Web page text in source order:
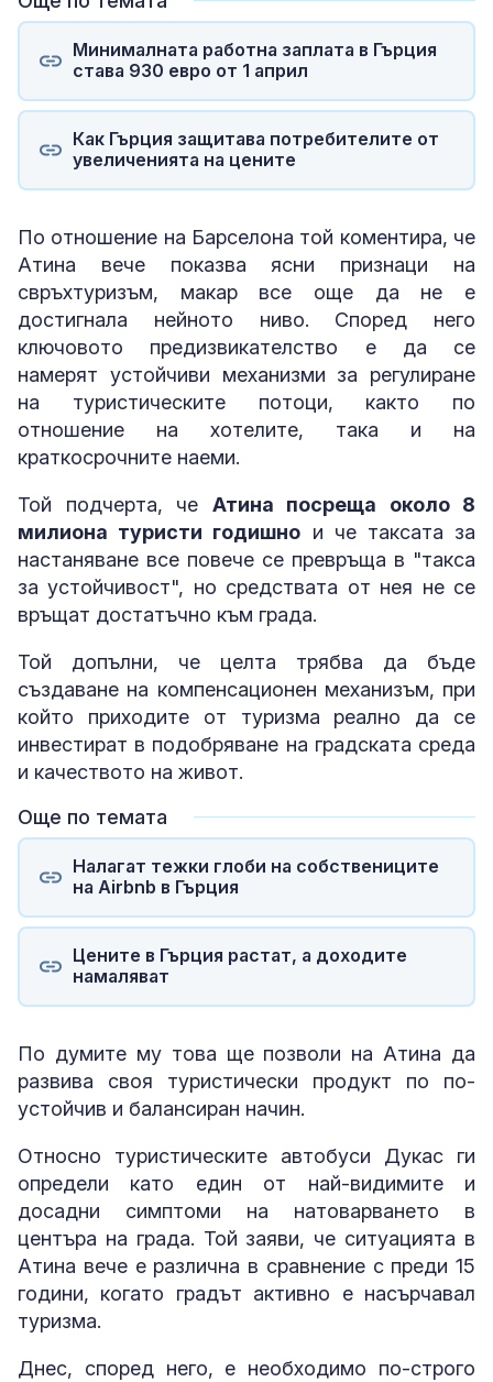
Минималната работна заплата в Гърция
става 930 евро от 1 април
Как Гърция защитава потребителите от
увеличенията на цените
По отношение на Барселона той коментира, че
Атина вече показва ясни признаци на
свръхтуризъм, макар все още да не е
достигнала нейното ниво. Според него
ключовото предизвикателство е да се
намерят устойчиви механизми за регулиране
на туристическите потоци, както по
отношение на хотелите, така и на
краткосрочните наеми.
Той подчерта, че Атина посреща около 8
милиона туристи годишно и че таксата за
настаняване все повече се превръща в "такса
за устойчивост", но средствата от нея не се
връщат достатъчно към града.
Той допълни, че целта трябва да бъде
създаване на компенсационен механизъм, при
който приходите от туризма реално да се
инвестират в подобряване на градската среда
и качеството на живот.
Още по темата
Налагат тежки глоби на собствениците
на Airbnb в Гърция
Цените в Гърция растат, а доходите
намаляват
По думите му това ще позволи на Атина да
развива своя туристически продукт по по-
устойчив и балансиран начин.
Относно туристическите автобуси Дукас ги
определи като един от най-видимите и
досадни симптоми на натоварването в
центъра на града. Той заяви, че ситуацията в
Атина вече е различна в сравнение с преди 15
години, когато градът активно е насърчавал
туризма.
Днес, според него, е необходимо по-строго